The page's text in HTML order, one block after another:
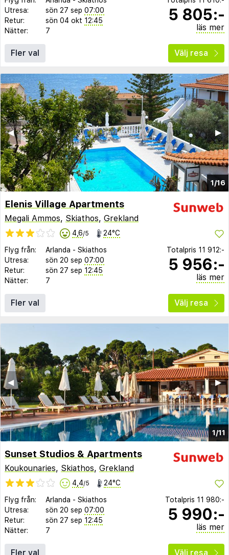
Utresa:
sön 27 sep 07:00
Retur:
sön 04 okt 12:45
Nätter:
7
5 805:-
läs mer
Fler val Välj resa
1/16
▶︎
◀︎
Elenis Village Apartments
Megali Ammos, Skiathos, Grekland
4,6/5 24°C
Flyg från: Arlanda - Skiathos
Utresa:
sön 20 sep 07:00
Retur:
sön 27 sep 12:45
Nätter:
7
Totalpris 11 912:-
5 956:-
läs mer
Fler val Välj resa
1/11
▶︎
◀︎
Sunset Studios & Apartments
Koukounaries, Skiathos, Grekland
4,4/5 24°C
Flyg från: Arlanda - Skiathos
Utresa:
sön 20 sep 07:00
Retur:
sön 27 sep 12:45
Nätter:
7
Totalpris 11 980:-
5 990:-
läs mer
Fler val Välj resa